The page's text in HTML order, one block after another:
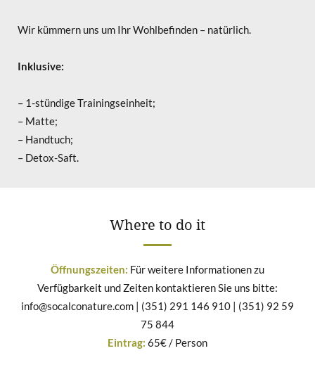
Wir kümmern uns um Ihr Wohlbefinden – natürlich.
Inklusive:
– 1-stündige Trainingseinheit;
– Matte;
– Handtuch;
– Detox-Saft.
Where to do it
Öffnungszeiten: Für weitere Informationen zu
Verfügbarkeit und Zeiten kontaktieren Sie uns bitte:
info@socalconature.com | (351) 291 146 910 | (351) 92 59
75 844
Eintrag: 65€ / Person